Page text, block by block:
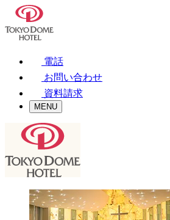
電話
お問い合わせ
資料請求
MENU